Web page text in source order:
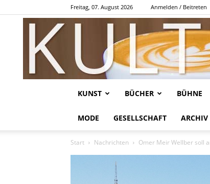
Freitag, 07. August 2026 Anmelden / Beitreten
KUNST BÜCHER BÜHNE
MODE GESELLSCHAFT ARCHIV
Start Nachrichten Omer Meir Wellber soll